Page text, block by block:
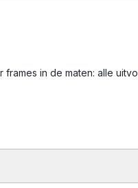
in de maten: alle